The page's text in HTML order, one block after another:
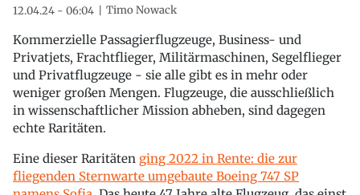
12.04.24 - 06:04 Timo Nowack
Kommerzielle Passagierflugzeuge, Business- und
Privatjets, Frachtflieger, Militärmaschinen, Segelflieger
und Privatflugzeuge - sie alle gibt es in mehr oder
weniger großen Mengen. Flugzeuge, die ausschließlich
in wissenschaftlicher Mission abheben, sind dagegen
echte Raritäten.
Eine dieser Raritäten ging 2022 in Rente: die zur
fliegenden Sternwarte umgebaute Boeing 747 SP